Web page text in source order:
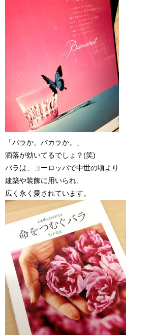
「バラか、バカラか。」
洒落が効いてるでしょ？(笑)
バラは、ヨーロッパで中世の頃より
建築や装飾に用いられ、
広く永く愛されています。